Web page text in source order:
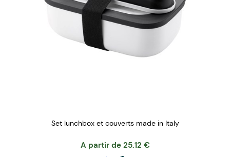
Set lunchbox et couverts made in Italy
A partir de 25.12 €